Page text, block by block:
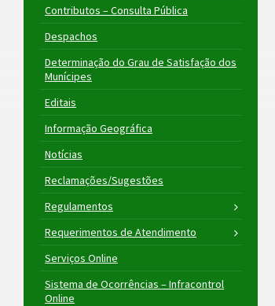
Contributos – Consulta Pública
Despachos
Determinação do Grau de Satisfação dos
Munícipes
Editais
Informação Geográfica
Notícias
Reclamações/Sugestões
Regulamentos
Requerimentos de Atendimento
Serviços Online
Sistema de Ocorrências – Infracontrol
Online